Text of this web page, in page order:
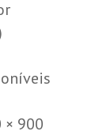
900